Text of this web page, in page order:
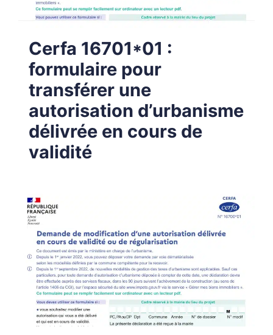
Cerfa 16701*01 :
formulaire pour
transférer une
autorisation d’urbanisme
délivrée en cours de
validité